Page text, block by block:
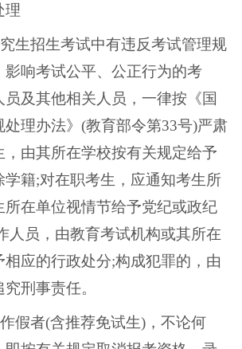
招生考试中有违反考试管理规
影响考试公平、公正行为的考
及其他相关人员，一律按《国
处理办法》(教育部令第33号)严肃
，由其所在学校按有关规定给予
学籍;对在职考生，应通知考生所
所在单位视情节给予党纪或政纪
人员，由教育考试机构或其所在
应的行政处分;构成犯罪的，由
刑事责任。
者(含推荐免试生)，不论何